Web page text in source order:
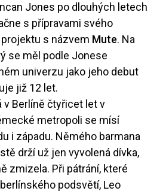
Jones po dlouhých letech
s přípravami svého
s názvem Mute. Na
se měl podle Jonese
univerzu jako jeho debut
již 12 let.
v Berlíně čtyřicet let v
metropoli se mísí
i západu. Němého barmana
drží už jen vyvolená dívka,
zmizela. Při pátrání, které
podsvětí, Leo